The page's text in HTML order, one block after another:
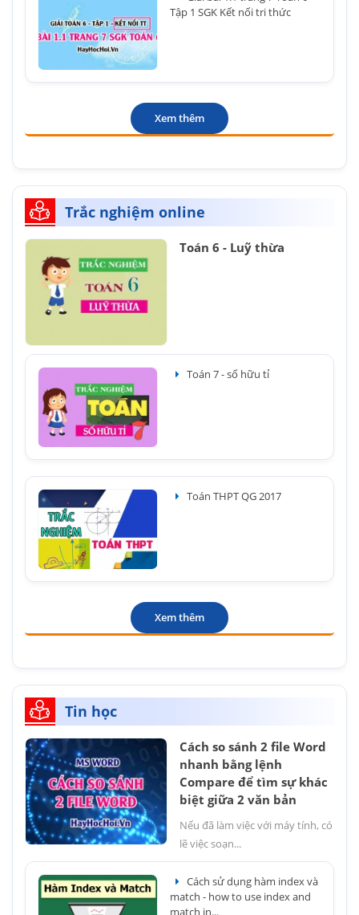
Tập 1 SGK Kết nối tri thức
Xem thêm
Trắc nghiệm online
Toán 6 - Luỹ thừa
Toán 7 - số hữu tỉ
Toán THPT QG 2017
Xem thêm
Tin học
Cách so sánh 2 file Word
nhanh bằng lệnh
Compare để tìm sự khác
biệt giữa 2 văn bản
Nếu đã làm việc với máy tính, có
lẽ việc soạn...
Cách sử dụng hàm index và
match - how to use index and
match in...